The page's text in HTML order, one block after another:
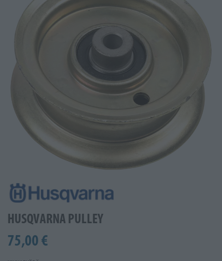
HUSQVARNA PULLEY
75,00 €